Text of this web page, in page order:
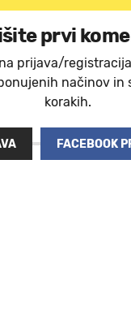
prvi
prijava/
načinov
korakih.
FACEBOOK